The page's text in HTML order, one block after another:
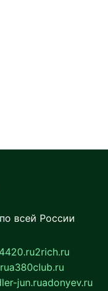
всей России
2rich.ru
a380club.ru
jun.ruadonyev.ru